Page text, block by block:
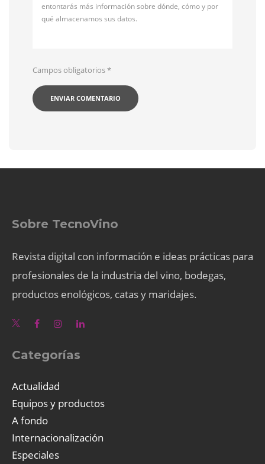
entontarás más información sobre dónde, cómo y por
qué almacenamos sus datos.
Campos obligatorios*
Sobre TecnoVino
Revista digital con información e ideas prácticas para
profesionales de la industria del vino, bodegas,
productos enológicos, catas y maridajes.
Categorías
Actualidad
Equipos y productos
A fondo
Internacionalización
Especiales